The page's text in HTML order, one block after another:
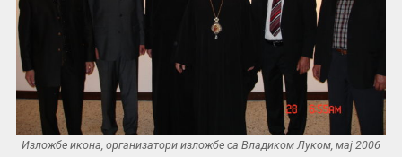
Изложбе икона, организатори изложбе са Владиком Луком, мај 2006